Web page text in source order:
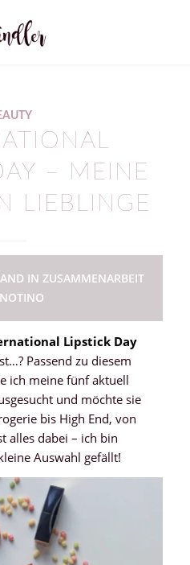
– MEINE
LIEBLINGE
IN ZUSAMMENARBEIT
Lipstick Day
Passend zu diesem
ich meine fünf aktuell
und möchte sie
bis High End, von
alles dabei – ich bin
Auswahl gefällt!